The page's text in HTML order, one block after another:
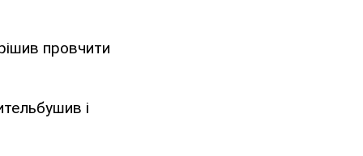
провчити
і